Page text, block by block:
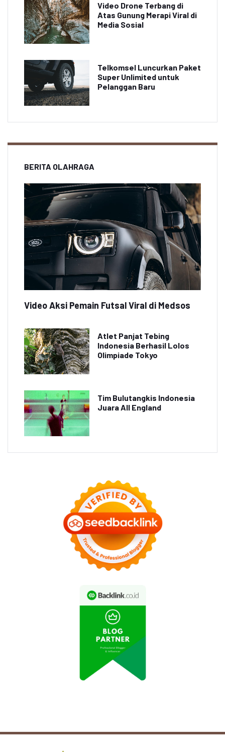
Video Drone Terbang di
Atas Gunung Merapi Viral di
Media Sosial
Telkomsel Luncurkan Paket
Super Unlimited untuk
Pelanggan Baru
BERITA OLAHRAGA
Video Aksi Pemain Futsal Viral di Medsos
Atlet Panjat Tebing
Indonesia Berhasil Lolos
Olimpiade Tokyo
Tim Bulutangkis Indonesia
Juara All England